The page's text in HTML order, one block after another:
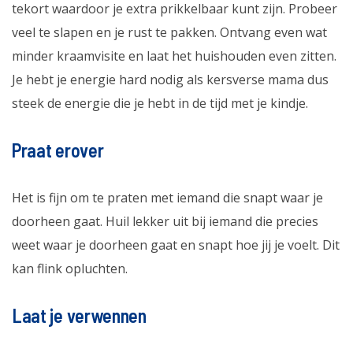
tekort waardoor je extra prikkelbaar kunt zijn. Probeer
veel te slapen en je rust te pakken. Ontvang even wat
minder kraamvisite en laat het huishouden even zitten.
Je hebt je energie hard nodig als kersverse mama dus
steek de energie die je hebt in de tijd met je kindje.
Praat erover
Het is fijn om te praten met iemand die snapt waar je
doorheen gaat. Huil lekker uit bij iemand die precies
weet waar je doorheen gaat en snapt hoe jij je voelt. Dit
kan flink opluchten.
Laat je verwennen